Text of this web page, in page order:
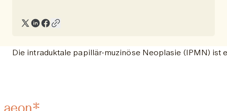
Die intraduktale papillär-muzinöse Neoplasie (IPMN) ist